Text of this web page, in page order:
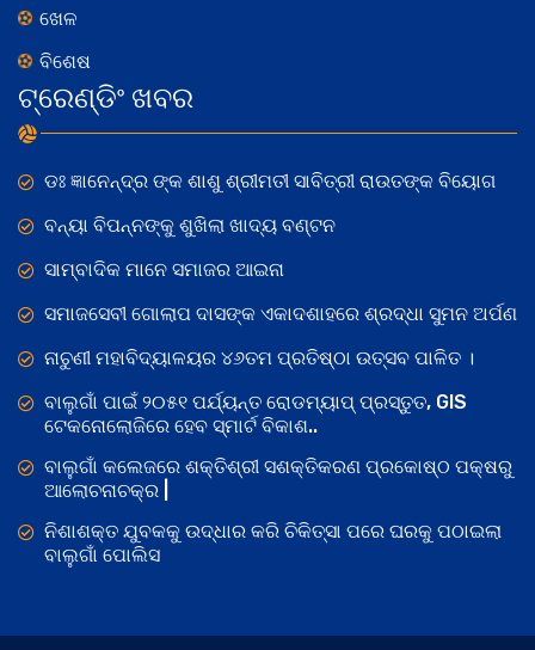
ଖେଳ
ବିଶେଷ
ଟ୍ରେଣ୍ଡିଂ ଖବର
ଡଃ ଜ୍ଞାନେନ୍ଦ୍ର ଙ୍କ ଶାଶୁ ଶ୍ରୀମତୀ ସାବିତ୍ରୀ ରାଉତଙ୍କ ବିୟୋଗ
ବନ୍ୟା ବିପନ୍ନଙ୍କୁ ଶୁଖିଲା ଖାଦ୍ୟ ବଣ୍ଟନ
ସାମ୍ବାଦିକ ମାନେ ସମାଜର ଆଇନା
ସମାଜସେବୀ ଗୋଲାପ ଦାସଙ୍କ ଏକାଦଶାହରେ ଶ୍ରଦ୍ଧା ସୁମନ ଅର୍ପଣ
ନାଚୁଣୀ ମହାବିଦ୍ୟାଳୟର ୪୬ତମ ପ୍ରତିଷ୍ଠା ଉତ୍ସବ ପାଳିତ ।
ବାଲୁଗାଁ ପାଇଁ ୨୦୫୧ ପର୍ଯ୍ୟନ୍ତ ରୋଡମ୍ୟାପ୍ ପ୍ରସ୍ତୁତ, GIS
ଟେକନୋଲୋଜିରେ ହେବ ସ୍ମାର୍ଟ ବିକାଶ..
ବାଲୁଗାଁ କଲେଜରେ ଶକ୍ତିଶ୍ରୀ ସଶକ୍ତିକରଣ ପ୍ରକୋଷ୍ଠ ପକ୍ଷରୁ
ଆଲୋଚନାଚକ୍ର |
ନିଶାଶକ୍ତ ଯୁବକକୁ ଉଦ୍ଧାର କରି ଚିକିତ୍ସା ପରେ ଘରକୁ ପଠାଇଲା
ବାଲୁଗାଁ ପୋଲିସ